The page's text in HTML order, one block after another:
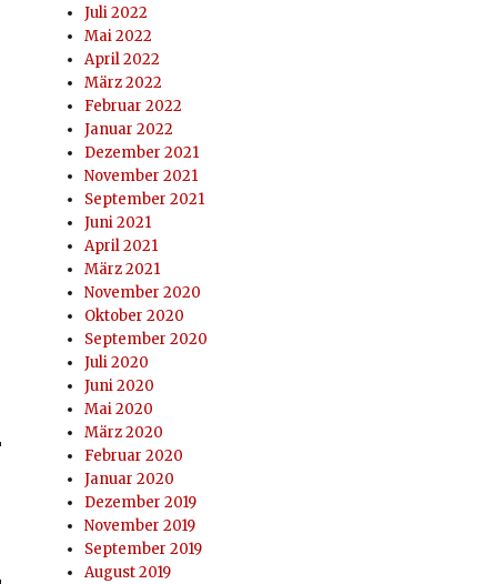
Juli 2022
Mai 2022
April 2022
März 2022
Februar 2022
Januar 2022
Dezember 2021
November 2021
September 2021
Juni 2021
April 2021
März 2021
November 2020
Oktober 2020
September 2020
Juli 2020
Juni 2020
Mai 2020
März 2020
Februar 2020
Januar 2020
Dezember 2019
November 2019
September 2019
August 2019